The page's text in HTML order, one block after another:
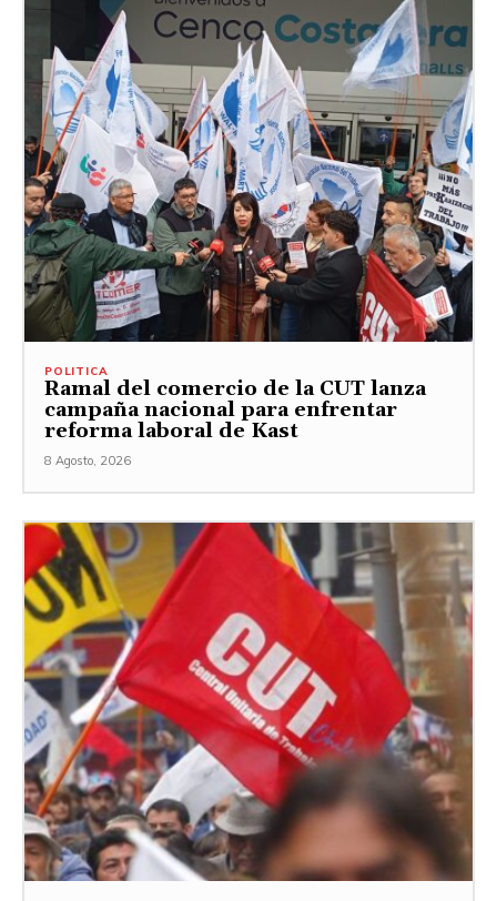
POLITICA
Ramal del comercio de la CUT lanza
campaña nacional para enfrentar
reforma laboral de Kast
8 Agosto, 2026